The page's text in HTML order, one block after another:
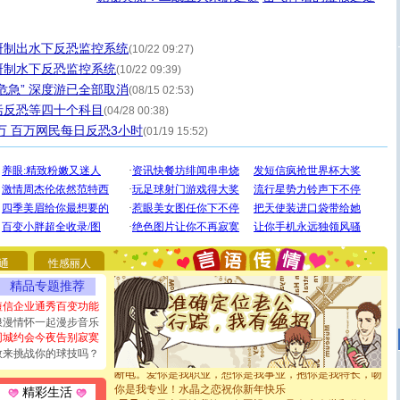
出水下反恐监控系统(10/22 09:27)
水下反恐监控系统(10/22 09:39)
急” 深度游已全部取消(08/15 02:53)
恐等四十个科目 (04/28 00:38)
百万网民每日反恐3小时(01/19 15:52)
性感丽人
精品专题推荐
信企业通秀百变功能
漫情怀一起漫步音乐
城约会今夜告别寂寞
来挑战你的球技吗？
精彩生活
[圣诞节]圣诞节到了，想想没什么送给你的，又不打算给
你太多，只有给你五千万：千万快乐！千万要健康！千万
要平安！千万要知足！千万不要忘记我！
[圣诞节]不只这样的日子才会想起你,而是这样的日子才
能正大光明地骚扰你,告诉你,圣诞要快乐!新年要快乐!天天
都要快乐噢!
[圣诞节]奉上一颗祝福的心,在这个特别的日子里,愿幸福,
如意,快乐,鲜花,一切美好的祝愿与你同在.圣诞快乐!
[元旦]看到你我会触电；看不到你我要充电；没有你我会
断电。爱你是我职业，想你是我事业，抱你是我特长，吻
你是我专业！水晶之恋祝你新年快乐
[元旦]如果上天让我许三个愿望，一是今生今世和你在一